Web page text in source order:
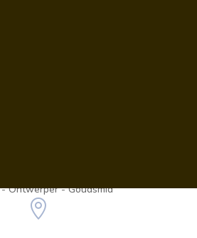
Ontwerper - Goudsmid
